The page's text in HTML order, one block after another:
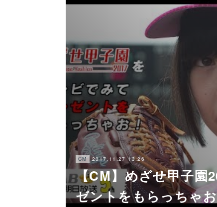
CM 2017.11.27 13:26
【CM】めざせ甲子園
ゼントをもらっちゃ